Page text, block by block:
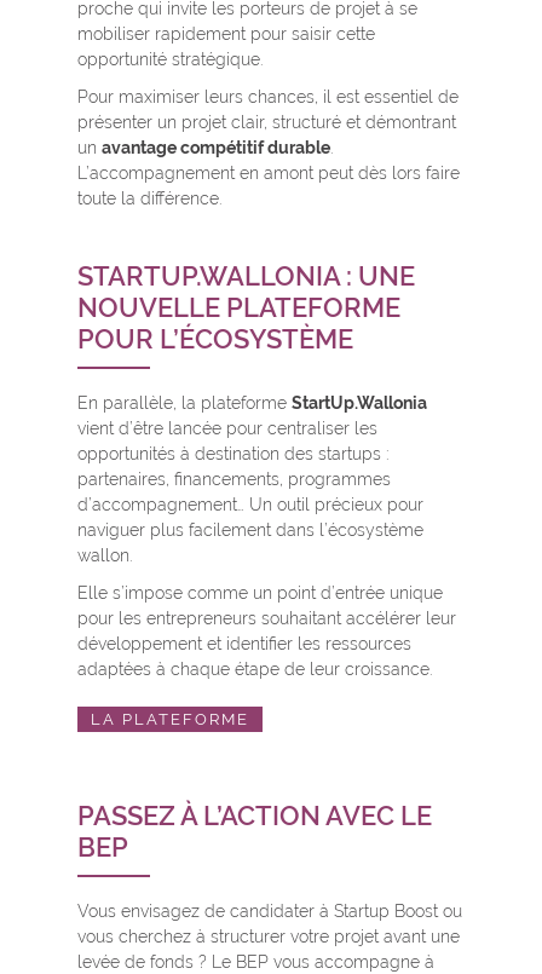
proche qui invite les porteurs de projet à se
mobiliser rapidement pour saisir cette
opportunité stratégique.
Pour maximiser leurs chances, il est essentiel de
présenter un projet clair, structuré et démontrant
un avantage compétitif durable
L’accompagnement en amont peut dès lors faire
toute la différence.
STARTUP.WALLONIA : UNE
NOUVELLE PLATEFORME
POUR L’ÉCOSYSTÈME
En parallèle, la plateforme StartUp.Wallonia
vient d’être lancée pour centraliser les
opportunités à destination des startups :
partenaires, financements, programmes
d’accompagnement… Un outil précieux pour
naviguer plus facilement dans l’écosystème
wallon.
Elle s’impose comme un point d’entrée unique
pour les entrepreneurs souhaitant accélérer leur
développement et identifier les ressources
adaptées à chaque étape de leur croissance.
LA PLATEFORME
PASSEZ À L’ACTION AVEC LE
BEP
Vous envisagez de candidater à Startup Boost ou
vous cherchez à structurer votre projet avant une
levée de fonds ? Le BEP vous accompagne à